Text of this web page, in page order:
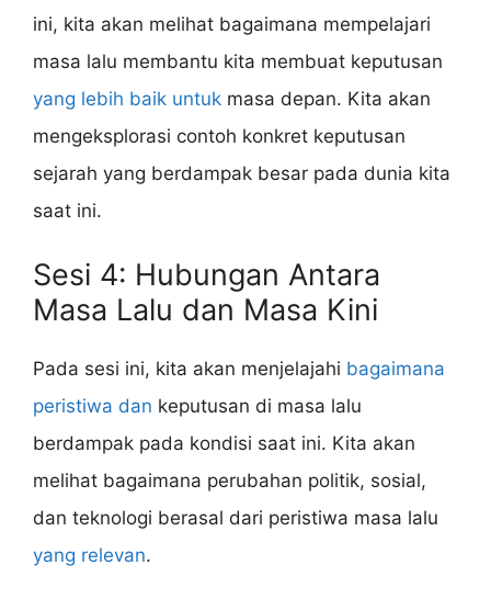
ini, kita akan melihat bagaimana mempelajari
masa lalu membantu kita membuat keputusan
yang lebih baik untuk masa depan. Kita akan
mengeksplorasi contoh konkret keputusan
sejarah yang berdampak besar pada dunia kita
saat ini.
Sesi 4: Hubungan Antara
Masa Lalu dan Masa Kini
Pada sesi ini, kita akan menjelajahi bagaimana
peristiwa dan keputusan di masa lalu
berdampak pada kondisi saat ini. Kita akan
melihat bagaimana perubahan politik, sosial,
dan teknologi berasal dari peristiwa masa lalu
yang relevan.